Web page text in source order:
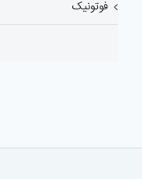
فوتونیک